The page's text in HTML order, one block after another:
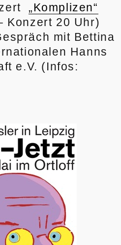
„Komplizen“
Konzert 20 Uhr)
mit Bettina
Hanns
e.V. (Infos: